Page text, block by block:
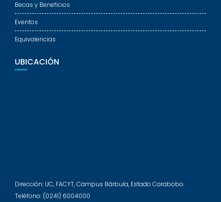
Becas y Beneficios
Eventos
Equivalencias
UBICACIÓN
Dirección: UC, FACYT, Campus Bárbula, Estado Carabobo.
Teléfono: (0241) 6004000